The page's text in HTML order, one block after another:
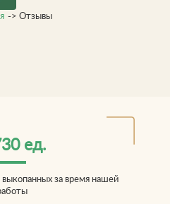
-> Отзывы
ед.
за время нашей